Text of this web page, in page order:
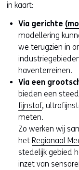
in kaart:
Via gerichte
modellering
we terugzien in
haventerreinen.
Via een
bieden een
fijnstof,
meten.
Zo werken wij
het Regionaal
stedelijk gebied
inzet van